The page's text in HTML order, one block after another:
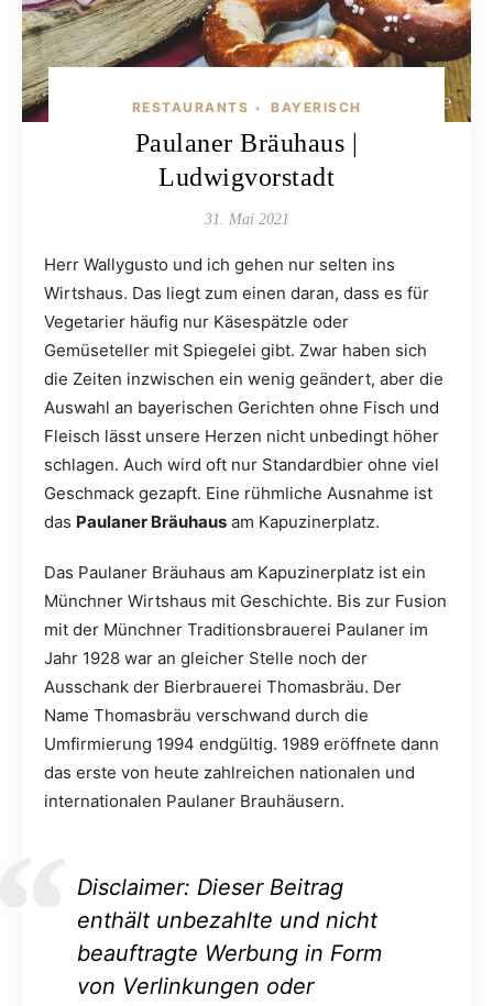
RESTAURANTS • BAYERISCH
Paulaner Bräuhaus |
Ludwigvorstadt
31. Mai 2021
Herr Wallygusto und ich gehen nur selten ins
Wirtshaus. Das liegt zum einen daran, dass es für
Vegetarier häufig nur Käsespätzle oder
Gemüseteller mit Spiegelei gibt. Zwar haben sich
die Zeiten inzwischen ein wenig geändert, aber die
Auswahl an bayerischen Gerichten ohne Fisch und
Fleisch lässt unsere Herzen nicht unbedingt höher
schlagen. Auch wird oft nur Standardbier ohne viel
Geschmack gezapft. Eine rühmliche Ausnahme ist
das Paulaner Bräuhaus am Kapuzinerplatz.
Das Paulaner Bräuhaus am Kapuzinerplatz ist ein
Münchner Wirtshaus mit Geschichte. Bis zur Fusion
mit der Münchner Traditionsbrauerei Paulaner im
Jahr 1928 war an gleicher Stelle noch der
Ausschank der Bierbrauerei Thomasbräu. Der
Name Thomasbräu verschwand durch die
Umfirmierung 1994 endgültig. 1989 eröffnete dann
das erste von heute zahlreichen nationalen und
internationalen Paulaner Brauhäusern.
Disclaimer: Dieser Beitrag
enthält unbezahlte und nicht
beauftragte Werbung in Form
von Verlinkungen oder